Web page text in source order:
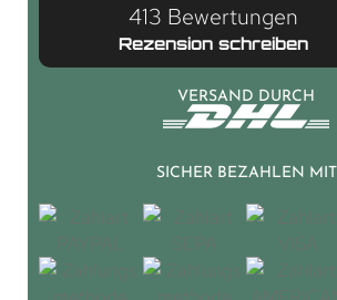
413 Bewertungen
Rezension schreiben
VERSAND DURCH
SICHER BEZAHLEN MIT